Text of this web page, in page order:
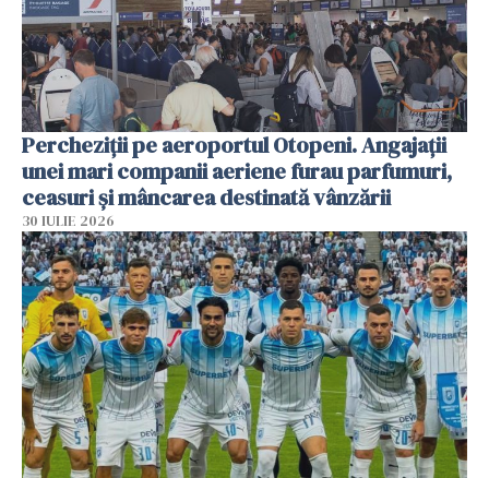
Percheziții pe aeroportul Otopeni. Angajații
unei mari companii aeriene furau parfumuri,
ceasuri și mâncarea destinată vânzării
30 IULIE 2026